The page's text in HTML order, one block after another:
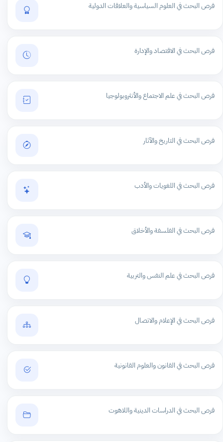
فرص البحث في العلوم السياسية والعلاقات الدولية
فرص البحث في الاقتصاد والإدارة
فرص البحث في علم الاجتماع والأنثروبولوجيا
فرص البحث في التاريخ والآثار
فرص البحث في اللغويات والأدب
فرص البحث في الفلسفة والأخلاق
فرص البحث في علم النفس والتربية
فرص البحث في الإعلام والاتصال
فرص البحث في القانون والعلوم القانونية
فرص البحث في الدراسات الدينية واللاهوت